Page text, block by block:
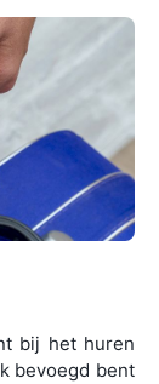
bij het huren
bevoegd bent